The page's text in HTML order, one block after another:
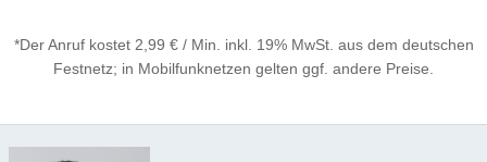
*Der Anruf kostet 2,99 € / Min. inkl. 19% MwSt. aus dem deutschen
Festnetz; in Mobilfunknetzen gelten ggf. andere Preise.